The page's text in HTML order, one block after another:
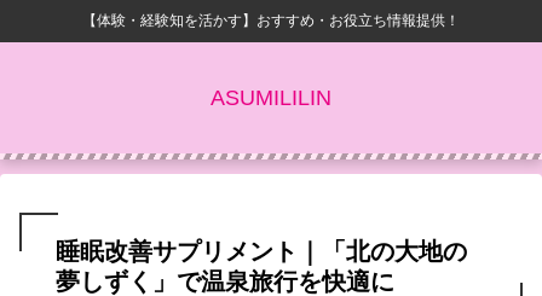
【体験・経験知を活かす】おすすめ・お役立ち情報提供！
ASUMILILIN
睡眠改善サプリメント｜「北の大地の
夢しずく」で温泉旅行を快適に